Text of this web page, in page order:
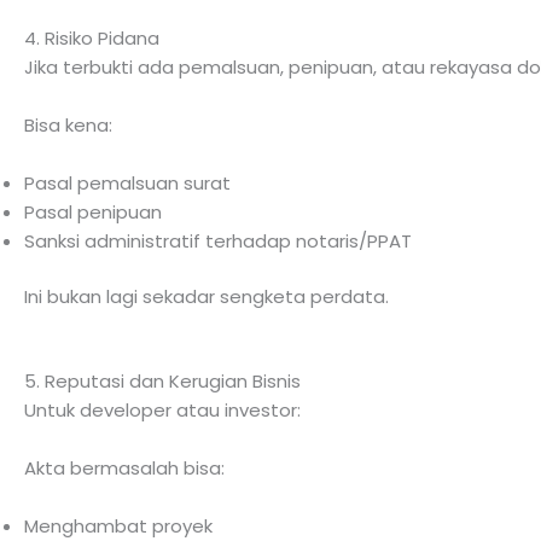
4. Risiko Pidana
Jika terbukti ada pemalsuan, penipuan, atau rekayasa
Bisa kena:
Pasal pemalsuan surat
Pasal penipuan
Sanksi administratif terhadap notaris/PPAT
Ini bukan lagi sekadar sengketa perdata.
5. Reputasi dan Kerugian Bisnis
Untuk developer atau investor:
Akta bermasalah bisa:
Menghambat proyek